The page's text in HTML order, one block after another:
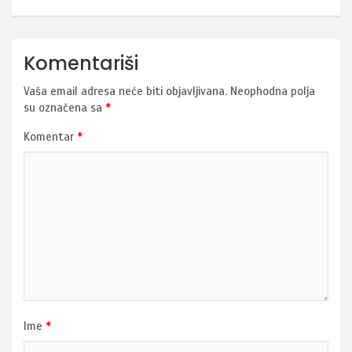
Komentariši
Vaša email adresa neće biti objavljivana. Neophodna polja
su označena sa *
Komentar *
Ime *